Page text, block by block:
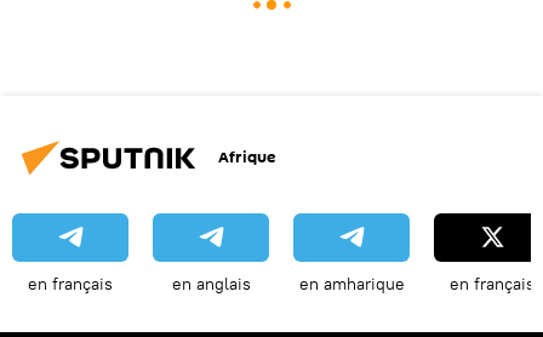
Afrique
en français en anglais en amharique en français